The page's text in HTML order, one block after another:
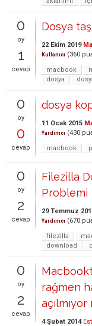
0
oy
1
cevap
Dosya
22 Ekim 2019
Kullanıcı (360
macbook
dosya
0
oy
0
cevap
dosya
11 Ocak 2015
Yardımcı (430
macbook
0
oy
2
cevap
Filezilla
Problemi
29 Temmuz
Yardımcı (670
filezilla
download
0
oy
2
cevap
rağmen
4 Şubat 2014